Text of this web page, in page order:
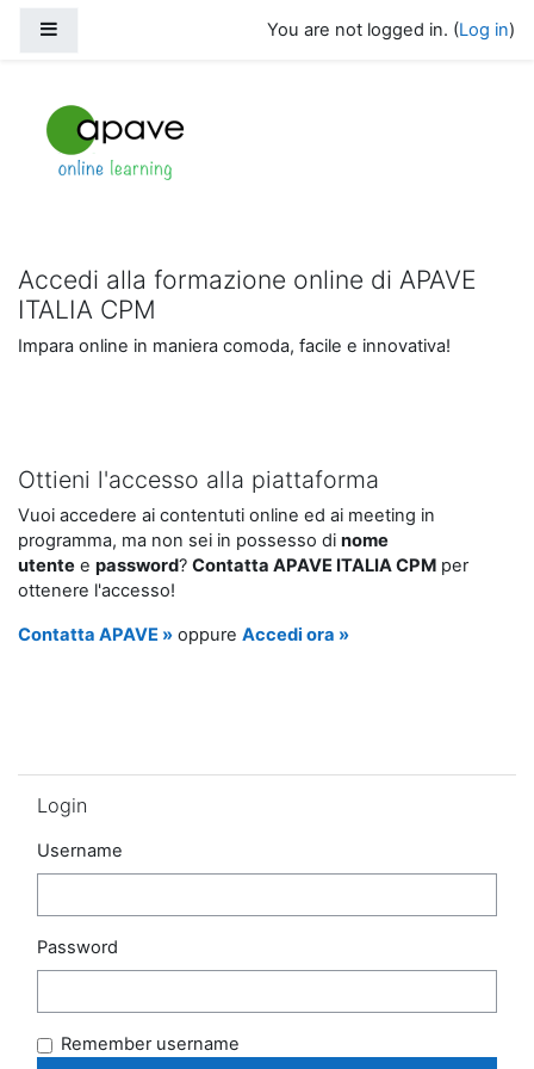
You are not logged in. (Log in)
Accedi alla formazione online di APAVE
ITALIA CPM
Impara online in maniera comoda, facile e innovativa!
Ottieni l'accesso alla piattaforma
Vuoi accedere ai contentuti online ed ai meeting in
programma, ma non sei in possesso di nome
utente e password? Contatta APAVE ITALIA CPM per
ottenere l'accesso!
Contatta APAVE » oppure Accedi ora »
Login
Username
Password
Remember username